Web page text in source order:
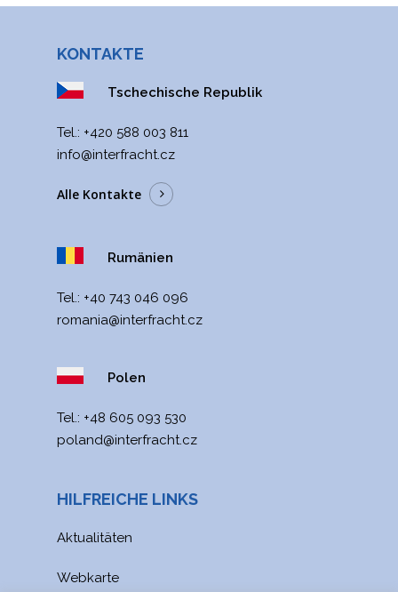
KONTAKTE
Tschechische Republik
Tel.: +420 588 003 811
info@interfracht.cz
Alle Kontakte
Rumänien
Tel.: +40 743 046 096
romania@interfracht.cz
Polen
Tel.: +48 605 093 530
poland@interfracht.cz
HILFREICHE LINKS
Aktualitäten
Webkarte